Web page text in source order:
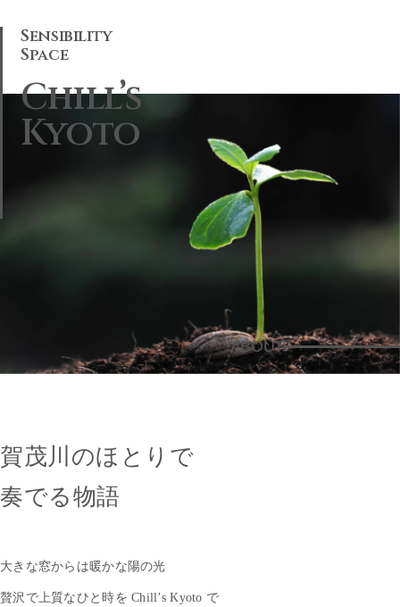
MENU
SERVICE
GALLERY
ACCESS
CONTACT
Sensibility
Space
Chill’s
Kyoto
ABOUT
賀茂川のほとりで
奏でる物語
大きな窓からは暖かな陽の光
贅沢で上質なひと時を Chill’s Kyoto で